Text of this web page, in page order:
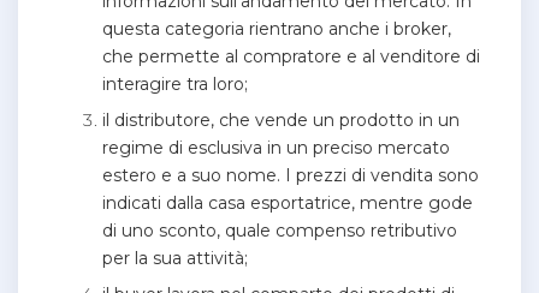
questa categoria rientrano anche i broker,
che permette al compratore e al venditore di
interagire tra loro;
il distributore, che vende un prodotto in un
regime di esclusiva in un preciso mercato
estero e a suo nome. I prezzi di vendita sono
indicati dalla casa esportatrice, mentre gode
di uno sconto, quale compenso retributivo
per la sua attività;